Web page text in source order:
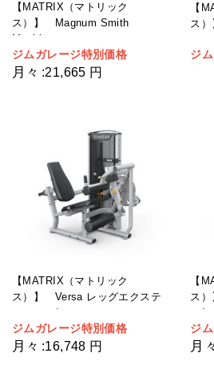
【MATRIX（マトリック
ス）】 Magnum Smith
Machine
ジムガレージ特別価格
月々 :21,665 円
【
ス
ジ
【MATRIX（マトリック
ス）】 Versa レッグエクステ
ンション/カール
ジムガレージ特別価格
月々 :16,748 円
【
ス
ン/
ジ
月